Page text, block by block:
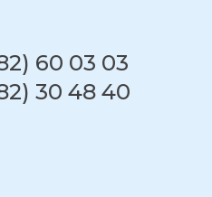
60 03 03
30 48 40